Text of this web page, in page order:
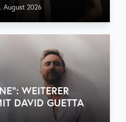
August 2026
WEITERER
DAVID GUETTA